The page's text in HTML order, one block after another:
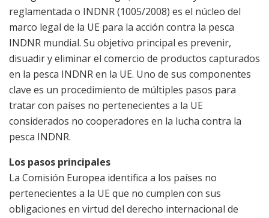
reglamentada o INDNR (1005/2008) es el núcleo del
marco legal de la UE para la acción contra la pesca
INDNR mundial. Su objetivo principal es prevenir,
disuadir y eliminar el comercio de productos capturados
en la pesca INDNR en la UE. Uno de sus componentes
clave es un procedimiento de múltiples pasos para
tratar con países no pertenecientes a la UE
considerados no cooperadores en la lucha contra la
pesca INDNR.
Los pasos principales
La Comisión Europea identifica a los países no
pertenecientes a la UE que no cumplen con sus
obligaciones en virtud del derecho internacional de